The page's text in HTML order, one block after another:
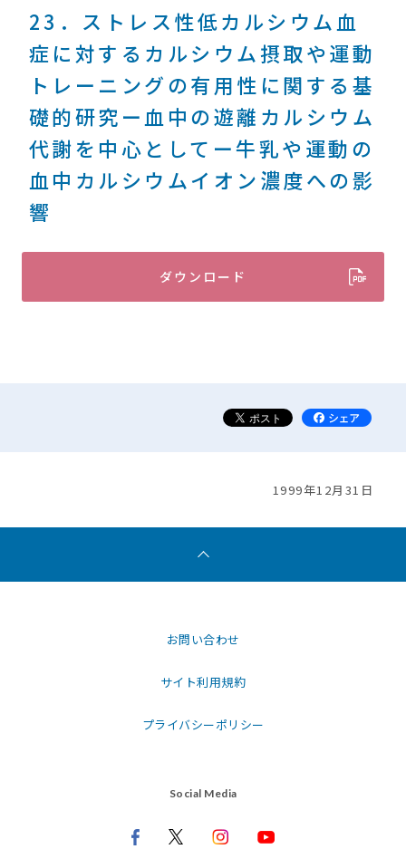
23．ストレス性低カルシウム血
症に対するカルシウム摂取や運動
トレーニングの有用性に関する基
礎的研究ー血中の遊離カルシウム
代謝を中心としてー牛乳や運動の
血中カルシウムイオン濃度への影
響
ダウンロード
1999年12月31日
お問い合わせ
サイト利用規約
プライバシーポリシー
Social Media